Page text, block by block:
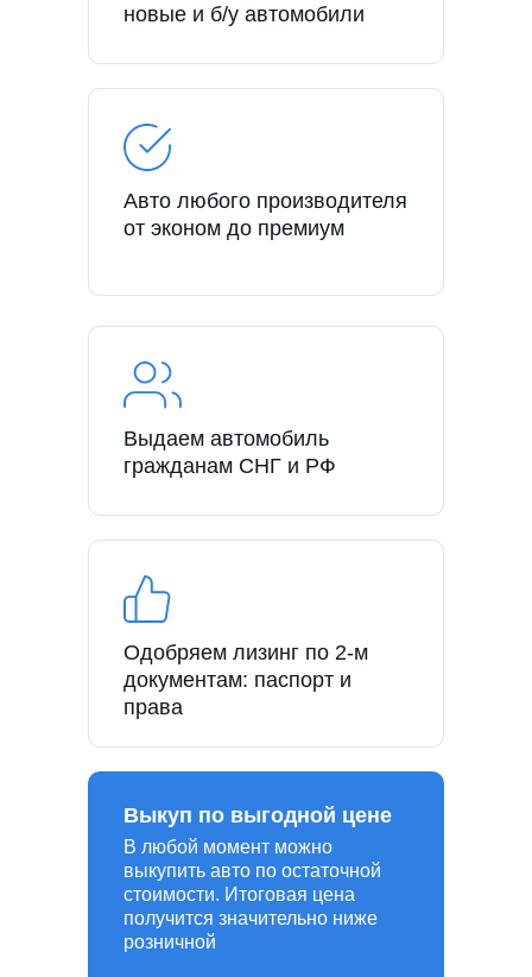
новые и б/у автомобили
Авто любого производителя
от эконом до премиум
Выдаем автомобиль
гражданам СНГ и РФ
Одобряем лизинг по 2-м
документам: паспорт и
права
В любой момент можно
выкупить авто по остаточной
стоимости. Итоговая цена
получится значительно ниже
розничной
Выкуп по выгодной цене